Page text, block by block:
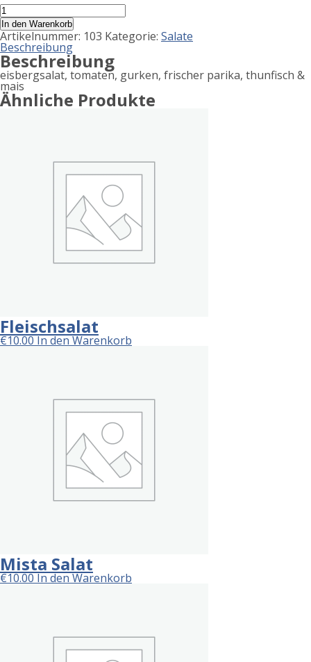
Thunfischsalat
Menge
In den Warenkorb
Artikelnummer: 103 Kategorie: Salate
Beschreibung
Beschreibung
eisbergsalat, tomaten, gurken, frischer parika, thunfisch &
mais
Ähnliche Produkte
Fleischsalat
€10.00In den Warenkorb
Mista Salat
€10.00In den Warenkorb